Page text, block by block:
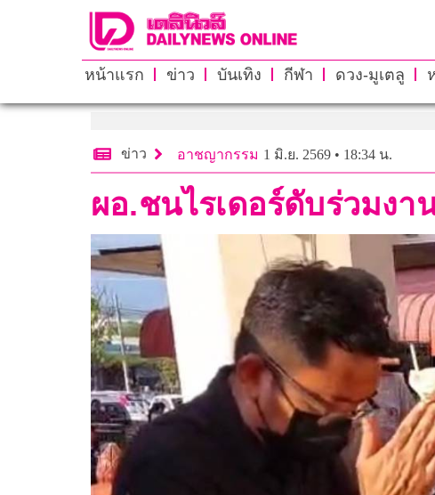
หน้าแรก ข่าว บันเทิง กีฬา ดวง-มูเตลู
ข่าว อาชญากรรม 1 มิ.ย. 2569 • 18:34 น.
ผอ.ชนไรเดอร์ดับร่วมงา